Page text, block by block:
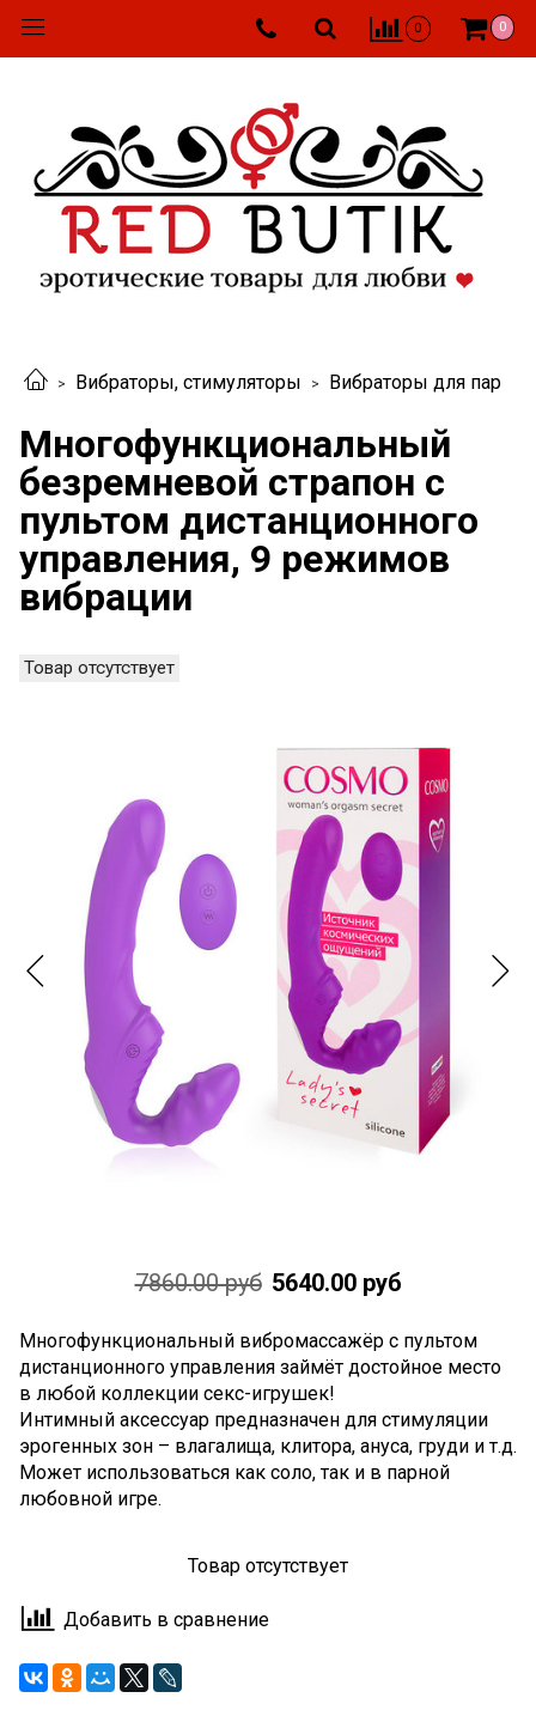
0 0
Вибраторы, стимуляторы Вибраторы для пар
Многофункциональный
безремневой страпон с
пультом дистанционного
управления, 9 режимов
вибрации
Товар отсутствует
7860.00 руб 5640.00 руб
Многофункциональный вибромассажёр с пультом
дистанционного управления займёт достойное место
в любой коллекции секс-игрушек!
Интимный аксессуар предназначен для стимуляции
эрогенных зон – влагалища, клитора, ануса, груди и т.д.
Может использоваться как соло, так и в парной
любовной игре.
Товар отсутствует
Добавить в сравнение